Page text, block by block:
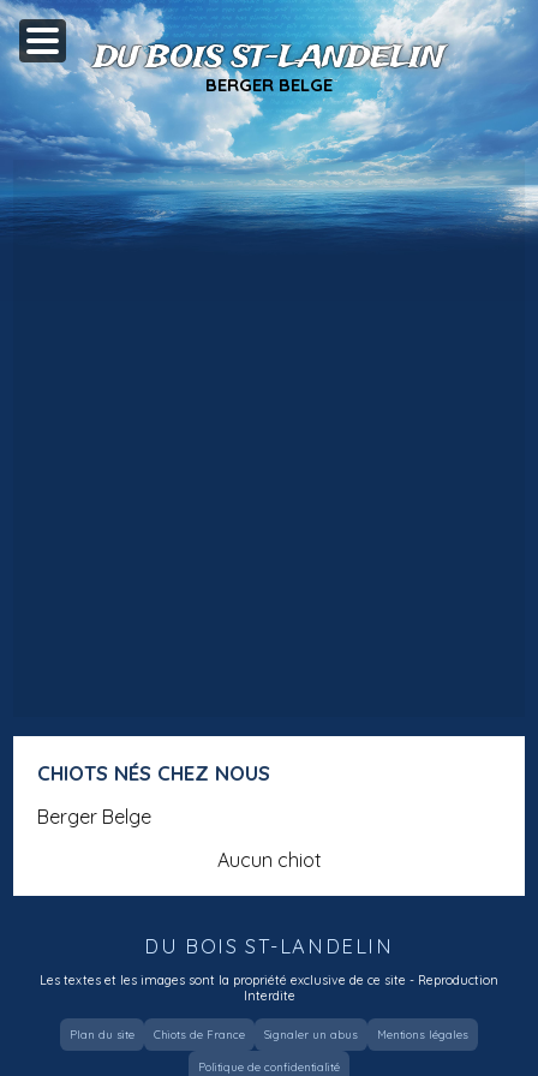
DU BOIS ST-LANDELIN
BERGER BELGE
CHIOTS NÉS CHEZ NOUS
Berger Belge
Aucun chiot
DU BOIS ST-LANDELIN
Les textes et les images sont la propriété exclusive de ce site - Reproduction
Interdite
Plan du site Chiots de France Signaler un abus Mentions légales
Politique de confidentialité